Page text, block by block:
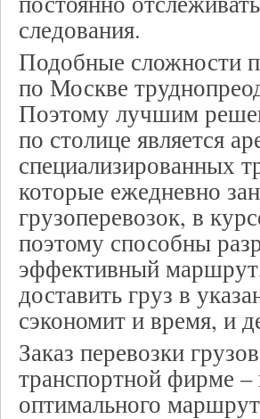
следования.
Подобные сложности
по Москве
Поэтому лучшим
по столице является
специализированных
которые ежедневно
грузоперевозок, в
поэтому способны
эффективный
доставить груз в
сэкономит и время, и
Заказ перевозки
транспортной фирме –
оптимального